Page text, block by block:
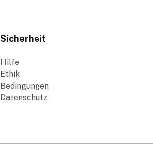
Sicherheit
Hilfe
Ethik
Bedingungen
Datenschutz